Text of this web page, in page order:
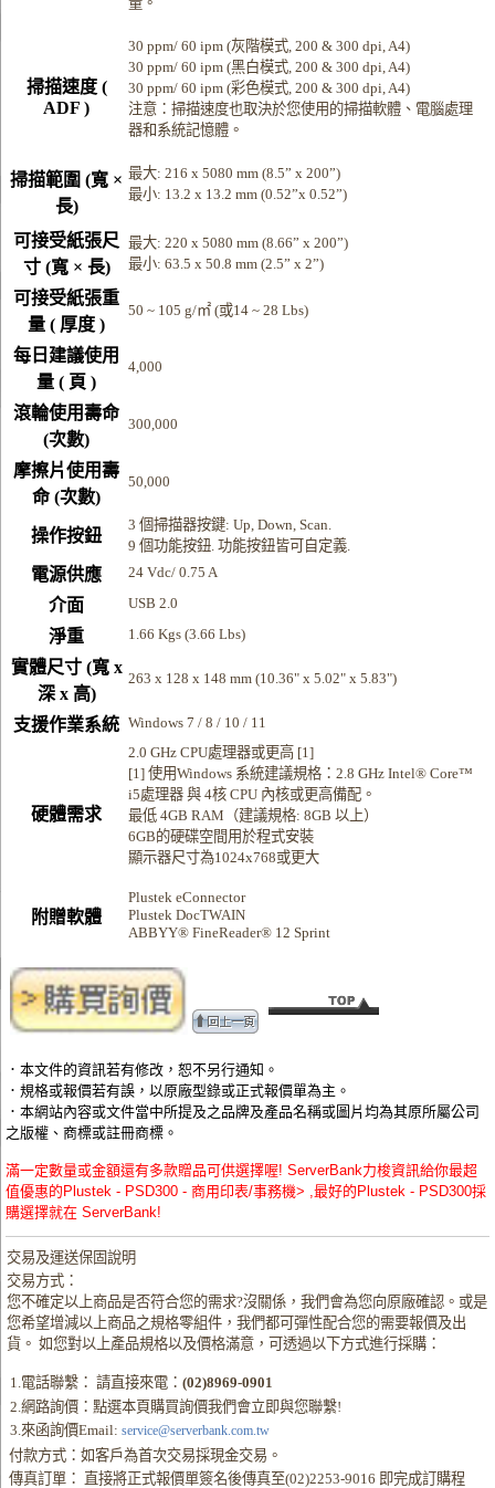
掃描速度 (
ADF )
30 ppm/ 60 ipm (灰階模式, 200 & 300 dpi, A4)
30 ppm/ 60 ipm (黑白模式, 200 & 300 dpi, A4)
30 ppm/ 60 ipm (彩色模式, 200 & 300 dpi, A4)
注意：掃描速度也取決於您使用的掃描軟體、電腦處理
器和系統記憶體。
掃描範圍 (寬 ×
長)
最大: 216 x 5080 mm (8.5” x 200”)
最小: 13.2 x 13.2 mm (0.52”x 0.52”)
可接受紙張尺
寸 (寬 × 長)
最大: 220 x 5080 mm (8.66” x 200”)
最小: 63.5 x 50.8 mm (2.5” x 2”)
可接受紙張重
量 ( 厚度 )
50 ~ 105 g/㎡ (或14 ~ 28 Lbs)
每日建議使用
量 ( 頁 )
4,000
滾輪使用壽命
(次數)
300,000
摩擦片使用壽
命 (次數)
50,000
操作按鈕
3 個掃描器按鍵: Up, Down, Scan.
9 個功能按鈕. 功能按鈕皆可自定義.
電源供應 24 Vdc/ 0.75 A
介面 USB 2.0
淨重 1.66 Kgs (3.66 Lbs)
實體尺寸 (寬 x
深 x 高)
263 x 128 x 148 mm (10.36" x 5.02" x 5.83")
支援作業系統 Windows 7 / 8 / 10 / 11
硬體需求
2.0 GHz CPU處理器或更高 [1]
[1] 使用Windows 系統建議規格：2.8 GHz Intel® Core™
i5處理器 與 4核 CPU 內核或更高備配。
最低 4GB RAM（建議規格: 8GB 以上）
6GB的硬碟空間用於程式安裝
顯示器尺寸為1024x768或更大
附贈軟體
Plustek eConnector
Plustek DocTWAIN
ABBYY® FineReader® 12 Sprint
．本文件的資訊若有修改，恕不另行通知。
．規格或報價若有誤，以原廠型錄或正式報價單為主。
．本網站內容或文件當中所提及之品牌及產品名稱或圖片均為其原所屬公司
之版權、商標或註冊商標。
滿一定數量或金額還有多款贈品可供選擇喔! ServerBank力梭資訊給你最超
值優惠的Plustek - PSD300 - 商用印表/事務機> ,最好的Plustek - PSD300採
購選擇就在 ServerBank!
交易及運送保固說明
交易方式：
您不確定以上商品是否符合您的需求?沒關係，我們會為您向原廠確認。或是
您希望增減以上商品之規格零組件，我們都可彈性配合您的需要報價及出
貨。 如您對以上產品規格以及價格滿意，可透過以下方式進行採購：
1.電話聯繫： 請直接來電：(02)8969-0901
2.網路詢價：點選本頁購買詢價我們會立即與您聯繫!
3.來函詢價Email: service@serverbank.com.tw
付款方式：如客戶為首次交易採現金交易。
傳真訂單： 直接將正式報價單簽名後傳真至(02)2253-9016 即完成訂購程